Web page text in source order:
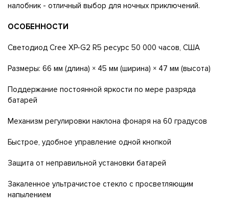
налобник - отличный выбор для ночных приключений.
ОСОБЕННОСТИ
Светодиод Cree XP-G2 R5 ресурс 50 000 часов, США
Размеры: 66 мм (длина) × 45 мм (ширина) × 47 мм (высота)
Поддержание постоянной яркости по мере разряда
батарей
Механизм регулировки наклона фонаря на 60 градусов
Быстрое, удобное управление одной кнопкой
Защита от неправильной установки батарей
Закаленное ультрачистое стекло с просветляющим
напылением